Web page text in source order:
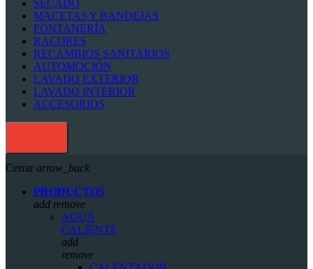
SECADO
MACETAS Y BANDEJAS
FONTANERÍA
RACORES
RECAMBIOS SANITARIOS
AUTOMOCIÓN
LAVADO EXTERIOR
LAVADO INTERIOR
ACCESORIOS
Cerrar arrow_back
PRODUCTOS
add remove
AGUA
CALIENTE
add
remove